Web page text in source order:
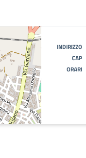
INDIRIZZO
CAP
ORARI